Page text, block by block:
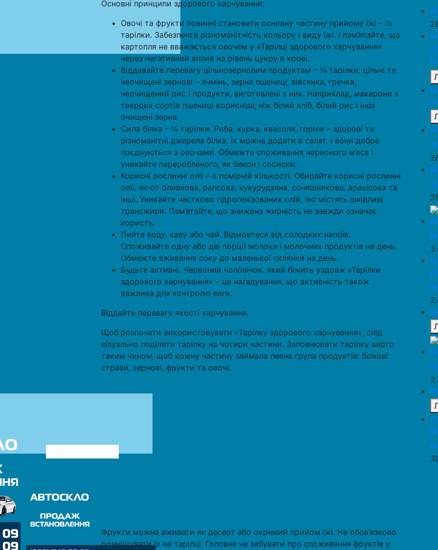
Основні принципи здорового харчування:
Овочі та фрукти повинні становити основну частину прийому їжі – ½
тарілки. Забезпечте різноманітність кольору і виду їжі. І пам’ятайте, що
картопля не вважається овочем у «Тарілці здорового харчування»
через негативний вплив на рівень цукру в крові.
Віддавайте перевагу цільнозерновим продуктам – ¼ тарілки: цільні та
неочищені зернові – ячмінь, зерна пшениці, вівсянка, гречка,
неочищений рис і продукти, виготовлені з них. Наприклад, макарони з
твердих сортів пшениці корисніші, ніж білий хліб, білий рис і інші
очищені зерна.
Сила білка – ¼ тарілки. Риба, курка, квасоля, горіхи – здорові та
різноманітні джерела білка. Їх можна додати в салат, і вони добре
поєднуються з овочами. Обмежте споживання червоного м’яса і
уникайте переробленого, як бекон і сосиски.
Корисні рослинні олії – в помірній кількості. Обирайте корисні рослинні
олії, як-от оливкова, рапсова, кукурудзяна, соняшникова, арахісова та
інші. Уникайте частково гідрогенізованих олій, які містять шкідливі
трансжири. Пам’ятайте, що знижена жирність не завжди означає
користь.
Пийте воду, каву або чай. Відмовтеся від солодких напоїв.
Споживайте одну або дві порції молока і молочних продуктів на день.
Обмежте вживання соку до маленької склянки на день.
Будьте активні. Червоний чоловічок, який біжить уздовж «Тарілки
здорового харчування» – це нагадування, що активність також
важлива для контролю ваги.
Віддайте перевагу якості харчування.
Щоб розпочати використовувати «Тарілку здорового харчування», слід
візуально поділити тарілку на чотири частини. Заповнювати тарілку варто
таким чином, щоб кожну частину займала певна група продуктів: білкові
страви, зернові, фрукти та овочі.
Фрукти можна вживати як десерт або окремий прийом їжі. Не обов’язково
розміщувати їх на тарілці. Головне не забувати про споживання фруктів у